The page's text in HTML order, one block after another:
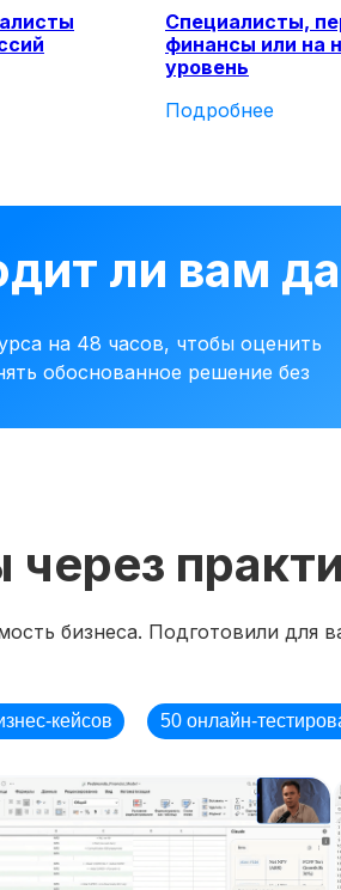
Специалисты,
финансы или на
уровень
Подробнее
ли вам
на 48 часов, чтобы оценить
обоснованное решение без
бизнеса. Подготовили для
кейсов 50 онлайн-